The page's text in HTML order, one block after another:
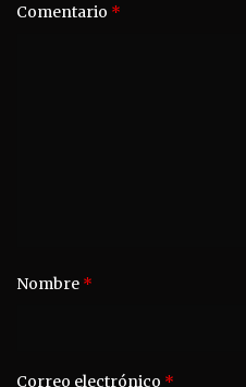
Comentario *
Nombre *
Correo electrónico *